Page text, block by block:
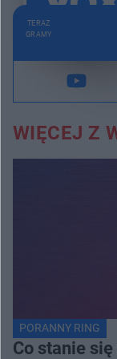
TERAZ
GRAMY
WIĘCEJ Z
PORANNY RING
Co stanie